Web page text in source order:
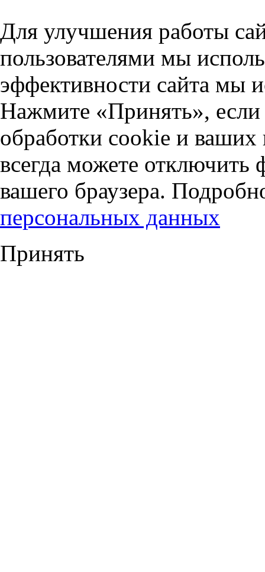
Для улучшения работы
пользователями мы
эффективности сайта мы
Нажмите «Принять», если
обработки cookie и
всегда можете отключить
вашего браузера.
персональных данных
Принять